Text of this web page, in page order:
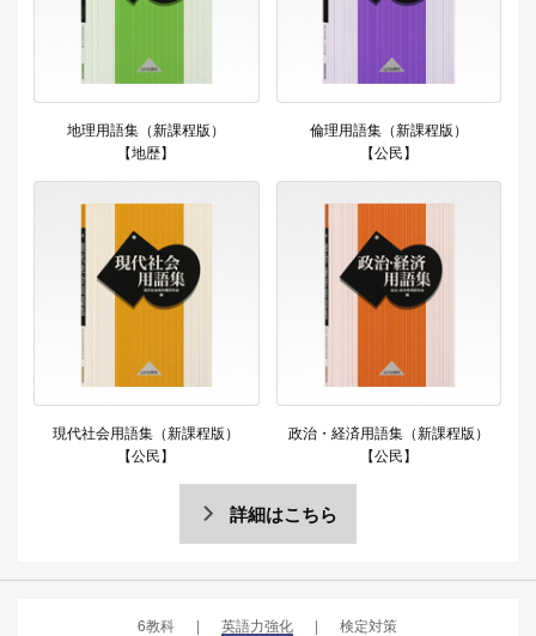
地理用語集（新課程版）
【地歴】
倫理用語集（新課程版）
【公民】
現代社会用語集（新課程版）
【公民】
政治・経済用語集（新課程版）
【公民】
詳細はこちら
6教科 英語力強化
検定対策